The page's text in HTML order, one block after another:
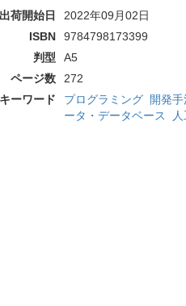
出荷開始日
2022年09月02日
ISBN
9784798173399
判型
A5
ページ数
272
キーワード
プログラミング 開発手
ータ・データベース